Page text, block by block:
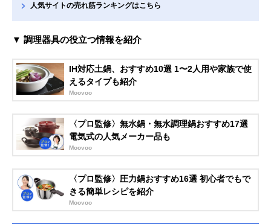
人気サイトの売れ筋ランキングはこちら
▼ 調理器具の役立つ情報を紹介
IH対応土鍋、おすすめ10選 1〜2人用や家族で使
えるタイプも紹介
Moovoo
〈プロ監修〉無水鍋・無水調理鍋おすすめ17選
電気式の人気メーカー品も
Moovoo
〈プロ監修〉圧力鍋おすすめ16選 初心者でもで
きる簡単レシピを紹介
Moovoo